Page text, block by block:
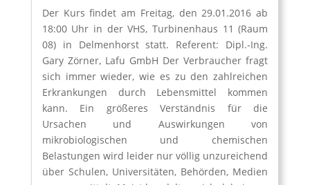
Der Kurs findet am Freitag, den 29.01.2016 ab
18:00 Uhr in der VHS, Turbinenhaus 11 (Raum
08) in Delmenhorst statt. Referent: Dipl.-Ing.
Gary Zörner, Lafu GmbH Der Verbraucher fragt
sich immer wieder, wie es zu den zahlreichen
Erkrankungen durch Lebensmittel kommen
kann. Ein größeres Verständnis für die
Ursachen und Auswirkungen von
mikrobiologischen und chemischen
Belastungen wird leider nur völlig unzureichend
über Schulen, Universitäten, Behörden, Medien